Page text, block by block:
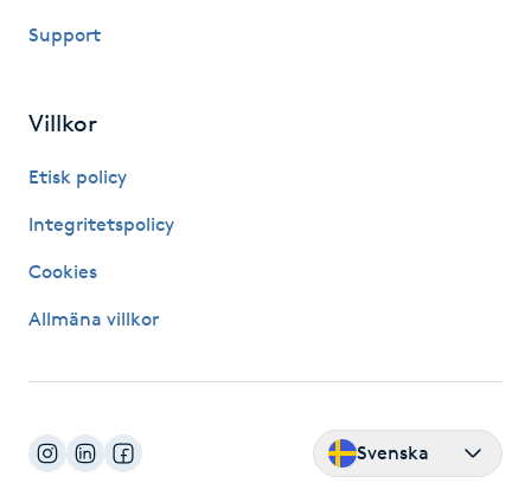
Hot yoga
Huduppstramning
Hudvård
Hypnos
Support
Villkor
Etisk policy
Integritetspolicy
Cookies
Allmäna villkor
Svenska